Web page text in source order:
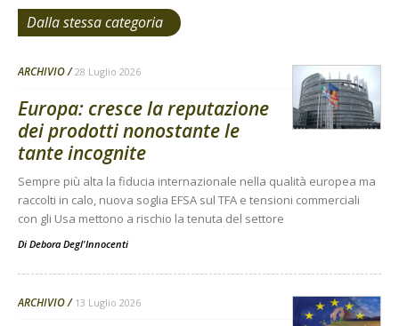
Dalla stessa categoria
ARCHIVIO 28 Luglio 2026
Europa: cresce la reputazione
dei prodotti nonostante le
tante incognite
Sempre più alta la fiducia internazionale nella qualità europea ma
raccolti in calo, nuova soglia EFSA sul TFA e tensioni commerciali
con gli Usa mettono a rischio la tenuta del settore
Di Debora Degl'Innocenti
ARCHIVIO 13 Luglio 2026